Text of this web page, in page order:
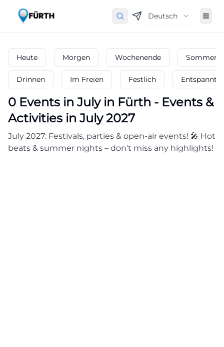
Deutsch
Heute Morgen Wochenende
Drinnen Im Freien Festlich Entspannt
0 Events in Julyin Fürth - Events &
Activities in July 2027
July 2027: Festivals, parties & open-air events! 🎤 Hot
beats & summer nights – don't miss any highlights!